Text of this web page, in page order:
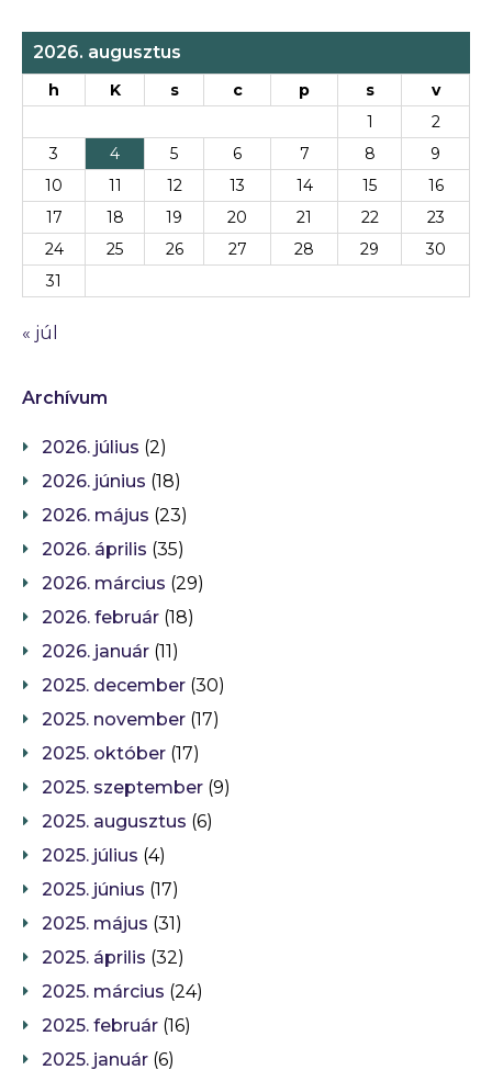
2026. augusztus
h K s c p s
v
1
2
3
4 5 6 7 8
9
10
11 12 13 14 15
16
17
18 19 20 21 22
23
24
25 26 27 28 29
30
31
« júl
Archívum
2026. július (2)
2026. június (18)
2026. május (23)
2026. április (35)
2026. március (29)
2026. február (18)
2026. január (11)
2025. december (30)
2025. november (17)
2025. október (17)
2025. szeptember (9)
2025. augusztus (6)
2025. július (4)
2025. június (17)
2025. május (31)
2025. április (32)
2025. március (24)
2025. február (16)
2025. január (6)